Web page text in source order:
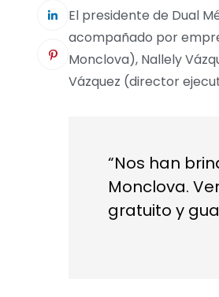
El presidente de Dual
acompañado por
Monclova), Nallely
Vázquez (director
“Nos han
Monclova.
gratuito y